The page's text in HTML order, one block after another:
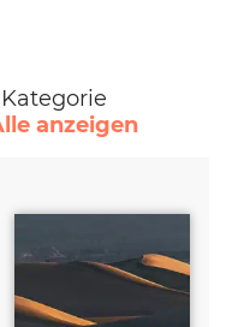
anzeigen